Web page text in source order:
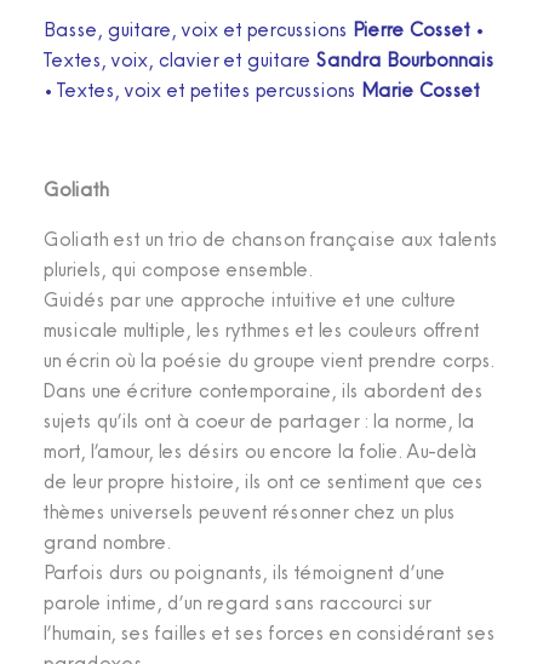
Basse, guitare, voix et percussions Pierre Cosset•
Textes, voix, clavier et guitare Sandra Bourbonnais
• Textes, voix et petites percussions Marie Cosset
Goliath
Goliath est un trio de chanson française aux talents
pluriels, qui compose ensemble.
Guidés par une approche intuitive et une culture
musicale multiple, les rythmes et les couleurs offrent
un écrin où la poésie du groupe vient prendre corps.
Dans une écriture contemporaine, ils abordent des
sujets qu’ils ont à coeur de partager : la norme, la
mort, l’amour, les désirs ou encore la folie. Au-delà
de leur propre histoire, ils ont ce sentiment que ces
thèmes universels peuvent résonner chez un plus
grand nombre.
Parfois durs ou poignants, ils témoignent d’une
parole intime, d’un regard sans raccourci sur
l’humain, ses failles et ses forces en considérant ses